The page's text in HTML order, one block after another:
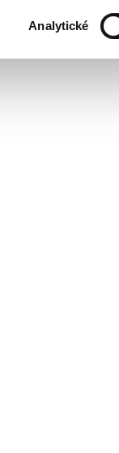
Analytické